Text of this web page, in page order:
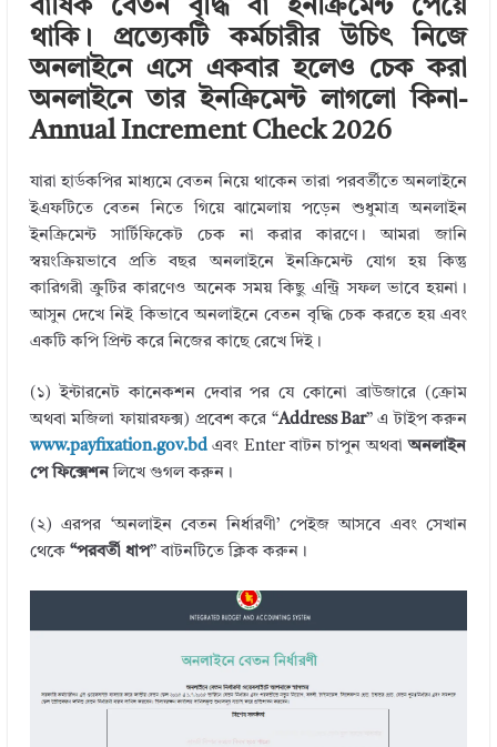
r
dI
n
r
o
o
k
বার্ষিক বেতন বৃদ্ধি বা ইনক্রিমেন্ট পেয়ে
থাকি। প্রত্যেকটি কর্মচারীর উচিৎ নিজে
অনলাইনে এসে একবার হলেও চেক করা
অনলাইনে তার ইনক্রিমেন্ট লাগলো কিনা-
Annual Increment Check 2026
যারা হার্ডকপির মাধ্যমে বেতন নিয়ে থাকেন তারা পরবর্তীতে অনলাইনে
ইএফটিতে বেতন নিতে গিয়ে ঝামেলায় পড়েন শুধুমাত্র অনলাইন
ইনক্রিমেন্ট সার্টিফিকেট চেক না করার কারণে। আমরা জানি
স্বয়ংক্রিয়ভাবে প্রতি বছর অনলাইনে ইনক্রিমেন্ট যোগ হয় কিন্তু
কারিগরী ক্রুটির কারণেও অনেক সময় কিছু এন্ট্রি সফল ভাবে হয়না।
আসুন দেখে নিই কিভাবে অনলাইনে বেতন বৃদ্ধি চেক করতে হয় এবং
একটি কপি প্রিন্ট করে নিজের কাছে রেখে দিই।
(১) ইন্টারনেট কানেকশন দেবার পর যে কোনো ব্রাউজারে (ক্রোম
অথবা মজিলা ফায়ারফক্স) প্রবেশ করে “Address Bar” এ টাইপ করুন
www.payfixation.gov.bd এবং Enter বাটন চাপুন অথবাঅনলাইন
পে ফিক্সেশনলিখে গুগল করুন।
(২) এরপর ‘অনলাইন বেতন নির্ধারণী’ পেইজ আসবে এবং সেখান
থেকে “পরবর্তী ধাপ” বাটনটিতে ক্লিক করুন।